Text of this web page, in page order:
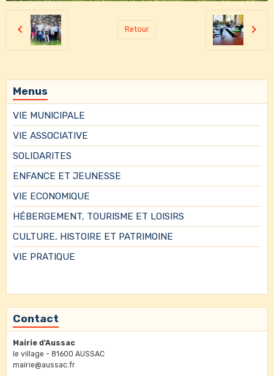
Retour
Menus
VIE MUNICIPALE
VIE ASSOCIATIVE
SOLIDARITES
ENFANCE ET JEUNESSE
VIE ECONOMIQUE
HÉBERGEMENT, TOURISME ET LOISIRS
CULTURE, HISTOIRE ET PATRIMOINE
VIE PRATIQUE
Contact
Mairie d'Aussac
le village - 81600 AUSSAC
mairie@aussac.fr